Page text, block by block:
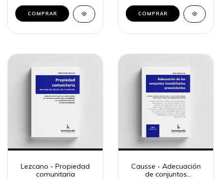
COMPRAR COMPRAR
Lezcano - Propiedad
comunitaria
Causse - Adecuación
de conjuntos